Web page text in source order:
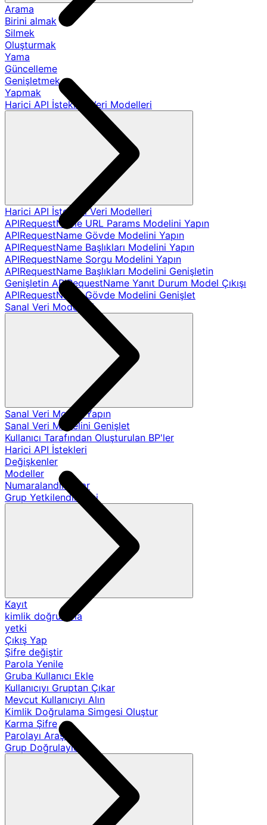
Arama
Birini almak
Silmek
Oluşturmak
Yama
Güncelleme
Genişletmek
Yapmak
Harici API İstekleri Veri Modelleri
Harici API İstekleri Veri Modelleri
APIRequestName URL Params Modelini Yapın
APIRequestName Gövde Modelini Yapın
APIRequestName Başlıkları Modelini Yapın
APIRequestName Sorgu Modelini Yapın
APIRequestName Başlıkları Modelini Genişletin
Genişletin APIRequestName Yanıt Durum Model Çıkışı
APIRequestName Gövde Modelini Genişlet
Sanal Veri Modelleri
Sanal Veri Modeli Yapın
Sanal Veri Modelini Genişlet
Kullanıcı Tarafından Oluşturulan BP'ler
Harici API İstekleri
Değişkenler
Modeller
Numaralandırmalar
Grup Yetkilendirmesi
Kayıt
kimlik doğrulama
yetki
Çıkış Yap
Şifre değiştir
Parola Yenile
Gruba Kullanıcı Ekle
Kullanıcıyı Gruptan Çıkar
Mevcut Kullanıcıyı Alın
Kimlik Doğrulama Simgesi Oluştur
Karma Şifre
Parolayı Araştır
Grup Doğrulayıcıları